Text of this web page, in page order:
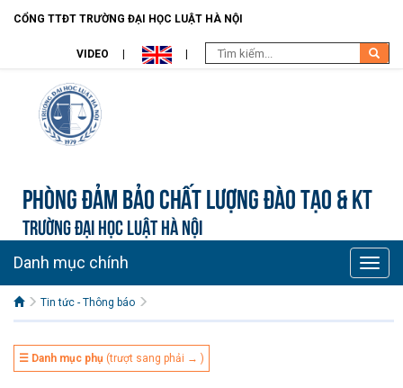
CỔNG TTĐT TRƯỜNG ĐẠI HỌC LUẬT HÀ NỘI
VIDEO
Phòng Đảm bảo chất lượng đào tạo & KT
TRƯỜNG ĐẠI HỌC LUẬT HÀ NỘI
Toggle
Danh mục chính
Tin tức - Thông báo
☰ Danh mục phụ (trượt sang phải → )